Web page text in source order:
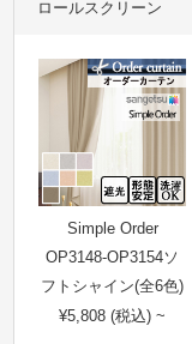
ロールスクリーン
Simple Order
OP3148-OP3154ソ
フトシャイン(全6色)
¥5,808 (税込) ~